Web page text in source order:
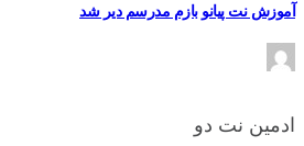
آموزش نت پیانو بازم مدرسم دیر شد
ادمین نت دو